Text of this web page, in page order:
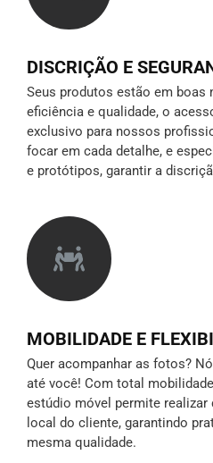
DISCRIÇÃO E
Seus produtos estão em boas
eficiência e qualidade, o
exclusivo para nossos
focar em cada detalhe, e
e protótipos, garantir a
MOBILIDADE E
Quer acompanhar as fotos?
até você! Com total
estúdio móvel permite
local do cliente, garantindo
mesma qualidade.